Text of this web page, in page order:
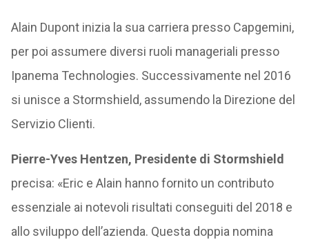
Alain Dupont inizia la sua carriera presso Capgemini,
per poi assumere diversi ruoli manageriali presso
Ipanema Technologies. Successivamente nel 2016
si unisce a Stormshield, assumendo la Direzione del
Servizio Clienti.
Pierre-Yves Hentzen, Presidente di Stormshield
precisa: «Eric e Alain hanno fornito un contributo
essenziale ai notevoli risultati conseguiti del 2018 e
allo sviluppo dell’azienda. Questa doppia nomina